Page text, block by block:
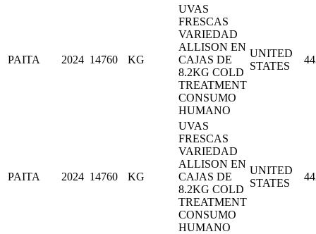
PAITA 2024 14760 KG
UVAS
FRESCAS
VARIEDAD
ALLISON EN
CAJAS DE
8.2KG COLD
TREATMENT
CONSUMO
HUMANO
UNITED
STATES
PAITA 2024 14760 KG
UVAS
FRESCAS
VARIEDAD
ALLISON EN
CAJAS DE
8.2KG COLD
TREATMENT
CONSUMO
HUMANO
UNITED
STATES